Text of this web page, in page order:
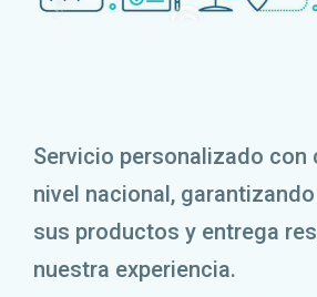
Servicio personalizado con
nivel nacional,
sus productos y entrega
nuestra experiencia.